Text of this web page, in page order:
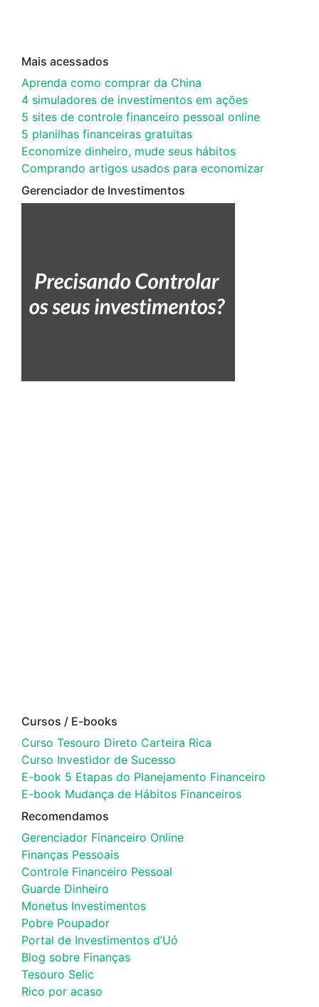
Mais acessados
Aprenda como comprar da China
4 simuladores de investimentos em ações
5 sites de controle financeiro pessoal online
5 planilhas financeiras gratuitas
Economize dinheiro, mude seus hábitos
Comprando artigos usados para economizar
Gerenciador de Investimentos
Cursos / E-books
Curso Tesouro Direto Carteira Rica
Curso Investidor de Sucesso
E-book 5 Etapas do Planejamento Financeiro
E-book Mudança de Hábitos Financeiros
Recomendamos
Gerenciador Financeiro Online
Finanças Pessoais
Controle Financeiro Pessoal
Guarde Dinheiro
Monetus Investimentos
Pobre Poupador
Portal de Investimentos d’Uó
Blog sobre Finanças
Tesouro Selic
Rico por acaso